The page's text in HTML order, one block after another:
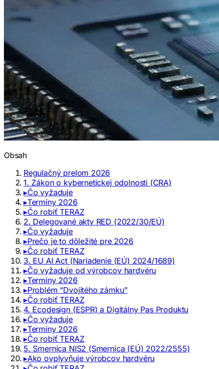
Obsah
Regulačný prelom 2026
1. Zákon o kybernetickej odolnosti (CRA)
▸Čo vyžaduje
▸Termíny 2026
▸Čo robiť TERAZ
2. Delegované akty RED (2022/30/EÚ)
▸Čo vyžaduje
▸Prečo je to dôležité pre 2026
▸Čo robiť TERAZ
3. EU AI Act (Nariadenie (EÚ) 2024/1689)
▸Čo vyžaduje od výrobcov hardvéru
▸Termíny 2026
▸Problém “Dvojitého zámku”
▸Čo robiť TERAZ
4. Ecodesign (ESPR) a Digitálny Pas Produktu
▸Čo vyžaduje
▸Termíny 2026
▸Čo robiť TERAZ
5. Smernica NIS2 (Smernica (EÚ) 2022/2555)
▸Ako ovplyvňuje výrobcov hardvéru